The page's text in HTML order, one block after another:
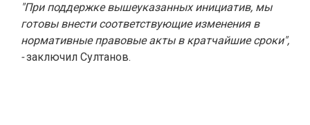
"При поддержке вышеуказанных инициатив, мы
готовы внести соответствующие изменения в
нормативные правовые акты в кратчайшие сроки",
-заключил Султанов.